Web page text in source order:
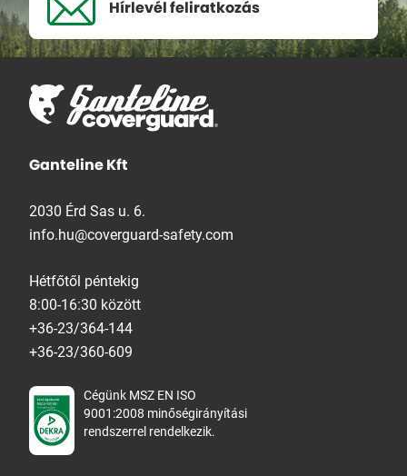
Hírlevél feliratkozás
Ganteline Kft
2030 Érd Sas u. 6.
info.hu@coverguard-safety.com
Hétfőtől péntekig
8:00-16:30 között
+36-23/364-144
+36-23/360-609
Cégünk MSZ EN ISO
9001:2008 minőségirányítási
rendszerrel rendelkezik.